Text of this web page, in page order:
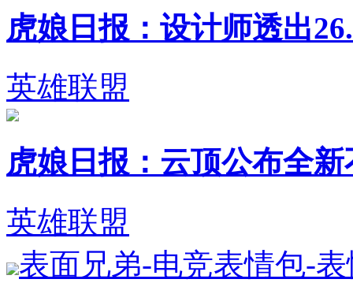
虎娘日报：设计师透出
英雄联盟
虎娘日报：云顶公布全
英雄联盟
表面兄弟-电竞表情包-